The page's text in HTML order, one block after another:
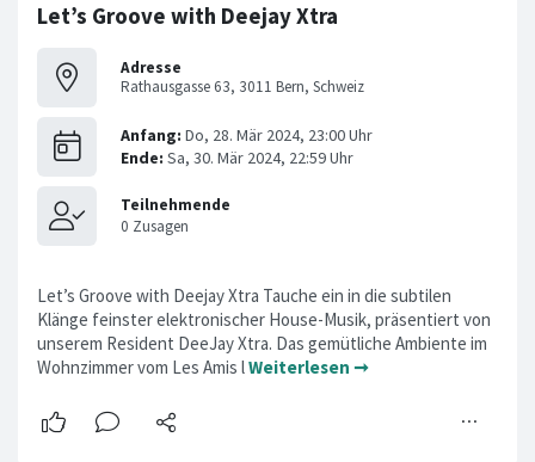
Let’s Groove with Deejay Xtra
Adresse
Rathausgasse 63, 3011 Bern, Schweiz
Let’s Groove with Deejay Xtra Tauche ein in die subtilen
Klänge feinster elektronischer House-Musik, präsentiert von
unserem Resident DeeJay Xtra. Das gemütliche Ambiente im
Wohnzimmer vom Les Amis lWeiterlesen ➞